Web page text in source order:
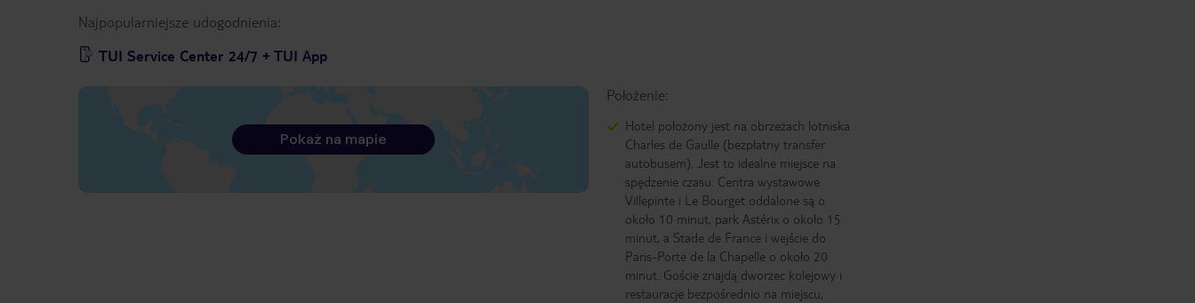
Najpopularniejsze udogodnienia:
TUI Service Center 24/7 + TUI App
Położenie:
Hotel położony jest na obrzeżach lotniska
Charles de Gaulle (bezpłatny transfer
autobusem). Jest to idealne miejsce na
spędzenie czasu. Centra wystawowe
Villepinte i Le Bourget oddalone są o
około 10 minut, park Astérix o około 15
minut, a Stade de France i wejście do
Paris-Porte de la Chapelle o około 20
minut. Goście znajdą dworzec kolejowy i
restauracje bezpośrednio na miejscu,
Pokaż na mapie